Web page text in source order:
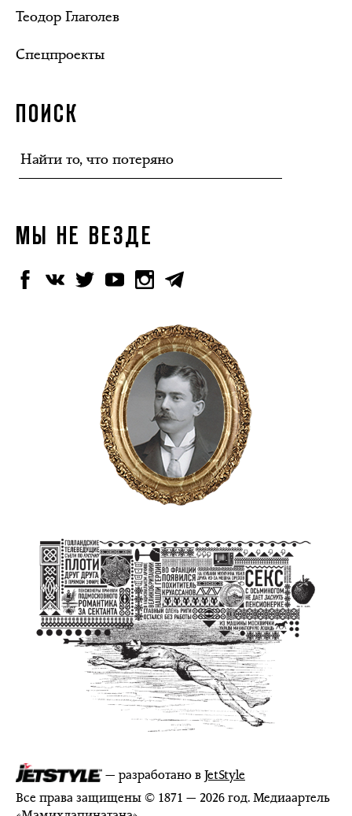
Теодор Глаголев
Спецпроекты
ПОИСК
МЫ НЕ ВЕЗДЕ
— разработано вJetStyle
Все права защищены © 1871 — 2026 год. Медиаартель